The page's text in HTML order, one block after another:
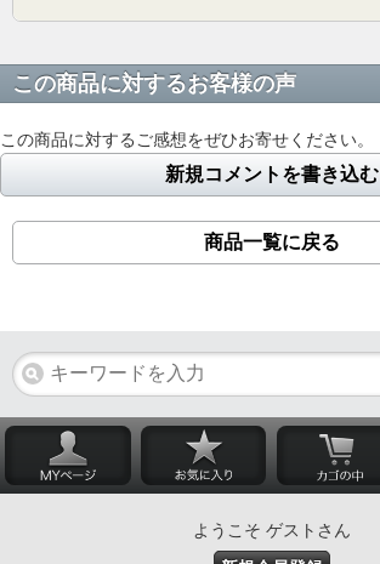
この商品に対するお客様の声
この商品に対するご感想をぜひお寄せください。
新規コメントを書き込む
商品一覧に戻る
ようこそ ゲストさん